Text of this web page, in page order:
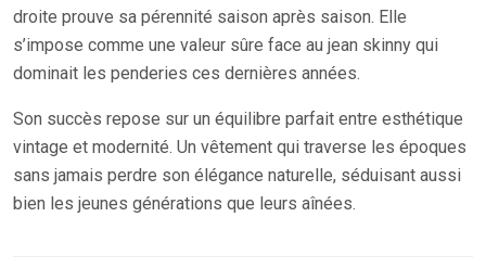
droite prouve sa pérennité saison après saison. Elle
s’impose comme une valeur sûre face au jean skinny qui
dominait les penderies ces dernières années.
Son succès repose sur un équilibre parfait entre esthétique
vintage et modernité. Un vêtement qui traverse les époques
sans jamais perdre son élégance naturelle, séduisant aussi
bien les jeunes générations que leurs aînées.